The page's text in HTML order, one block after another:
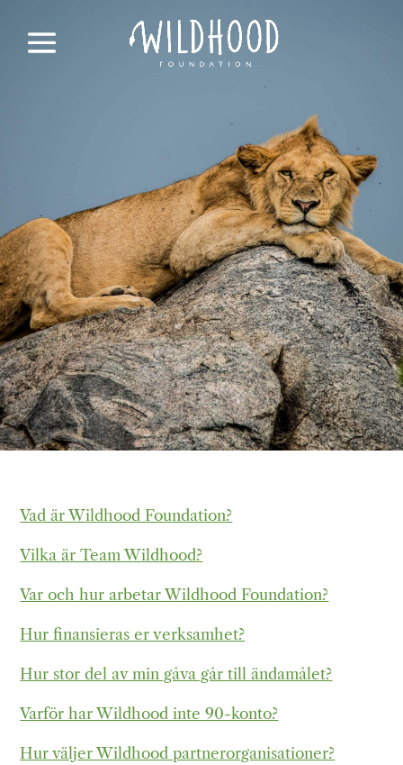
Vad är Wildhood Foundation?
Vilka är Team Wildhood?
Var och hur arbetar Wildhood Foundation?
Hur finansieras er verksamhet?
Hur stor del av min gåva går till ändamålet?
Varför har Wildhood inte 90-konto?
Hur väljer Wildhood partnerorganisationer?